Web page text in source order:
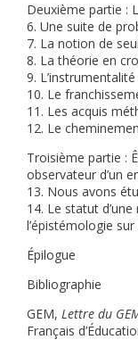
Deuxième partie :
6. Une suite de
7. La notion de
8. La théorie en
9.
10. Le
11. Les acquis
12. Le
Troisième partie :
observateur d’un
13. Nous avons
14. Le statut
l’épistémologie
Épilogue
Bibliographie
GEM, Lettre du
Français